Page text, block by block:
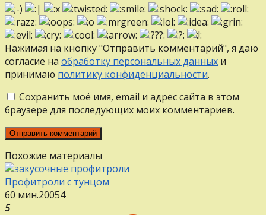
Нажимая на кнопку "Отправить комментарий", я даю
согласие на обработку персональных данных и
принимаю политику конфиденциальности.
Сохранить моё имя, email и адрес сайта в этом
браузере для последующих моих комментариев.
Похожие материалы
Профитроли с тунцом
60 мин.20054
5